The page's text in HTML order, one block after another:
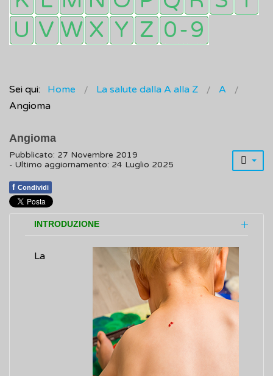
Sei qui: Home La salute dalla A alla Z
A
Angioma
Angioma
Pubblicato: 27 Novembre 2019
- Ultimo aggiornamento: 24 Luglio 2025
f Condividi
INTRODUZIONE
La